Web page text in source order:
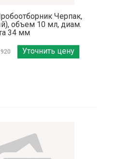
Черпак,
объем 10 мл, диам.
34 мм
Уточнить цену